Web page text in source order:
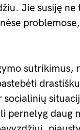
Jie susiję
sutrikimus,
pernelyg daug